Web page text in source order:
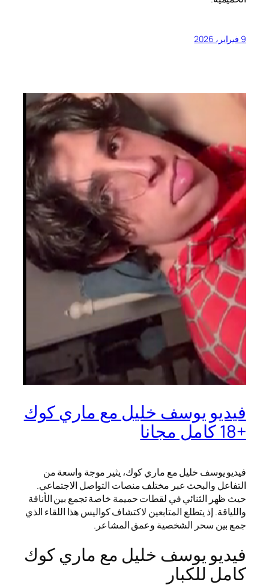
9 فبراير، 2026
فيديو يوسف خليل مع ماري كوك
+18 كامل مجانا
فيديو يوسف خليل مع ماري كوك، يثير موجة واسعة من
التفاعل والبحث عبر مختلف منصات التواصل الاجتماعي.
حيث ظهر الثنائي في لقطات حميمة خاصة تجمع بين الأناقة
واللياقة. إذ يتطلع المتابعين لاكتشاف كواليس هذا اللقاء الذي
جمع بين سحر الشخصية وعمق المشاعر.
فيديو يوسف خليل مع ماري كوك
كامل للكبار